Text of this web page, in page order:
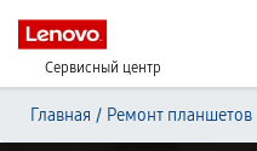
Сервисный центр
Главная / Ремонт планшетов